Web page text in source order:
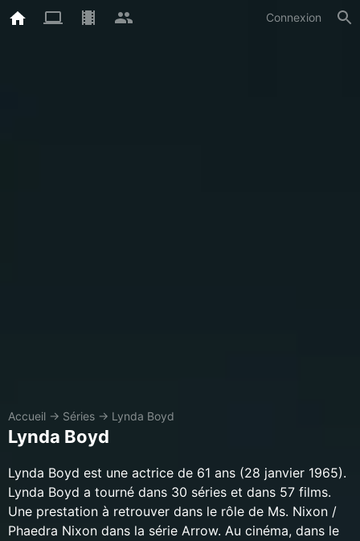
Connexion
Accueil → Séries → Lynda Boyd
Lynda Boyd
Lynda Boyd est une actrice de 61 ans (28 janvier 1965).
Lynda Boyd a tourné dans 30 séries et dans 57 films.
Une prestation à retrouver dans le rôle de Ms. Nixon /
Phaedra Nixon dans la série Arrow. Au cinéma, dans le